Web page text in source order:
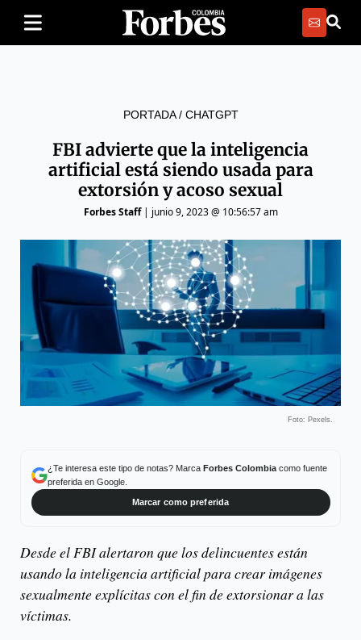
PORTADA/ CHATGPT
FBI advierte que la inteligencia
artificial está siendo usada para
extorsión y acoso sexual
Forbes Staff| junio 9, 2023 @ 10:56:57 am
Foto: Pexels.
¿Te interesa este tipo de notas? Marca Forbes Colombiacomo fuente
preferida en Google.
Marcar como preferida
Desde el FBI alertaron que los delincuentes están
usando la inteligencia artificial para crear imágenes
sexualmente explícitas con el fin de extorsionar a las
víctimas.